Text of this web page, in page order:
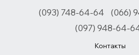
(093) 748-64-64
(066)
(097) 948-64-
Контакты